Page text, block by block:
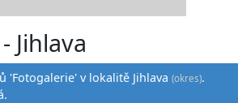
Jihlava
'Fotogalerie' v lokalitě Jihlava(okres).